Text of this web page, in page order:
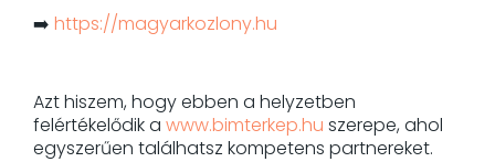
➡️ https://magyarkozlony.hu
Azt hiszem, hogy ebben a helyzetben
felértékelődik a www.bimterkep.hu szerepe, ahol
egyszerűen találhatsz kompetens partnereket.